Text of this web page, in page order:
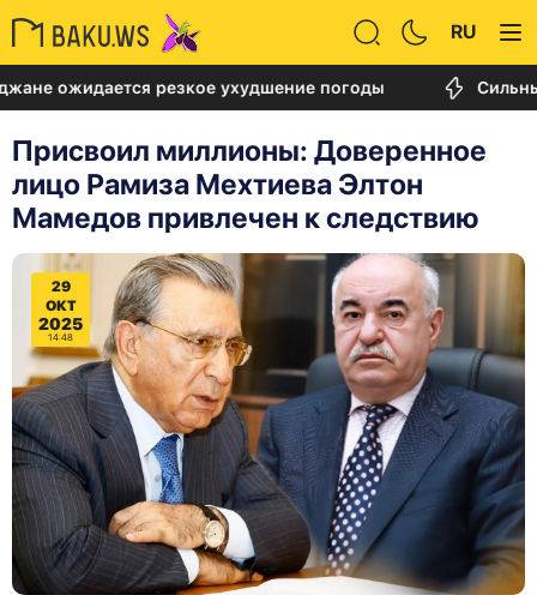
RU
резкое ухудшение погоды Сильный
Присвоил миллионы: Доверенное
лицо Рамиза Мехтиева Элтон
Мамедов привлечен к следствию
29
ОКТ
2025
14:48